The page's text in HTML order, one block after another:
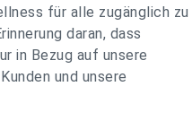
für alle zugänglich zu
daran, dass
in Bezug auf unsere
und unsere